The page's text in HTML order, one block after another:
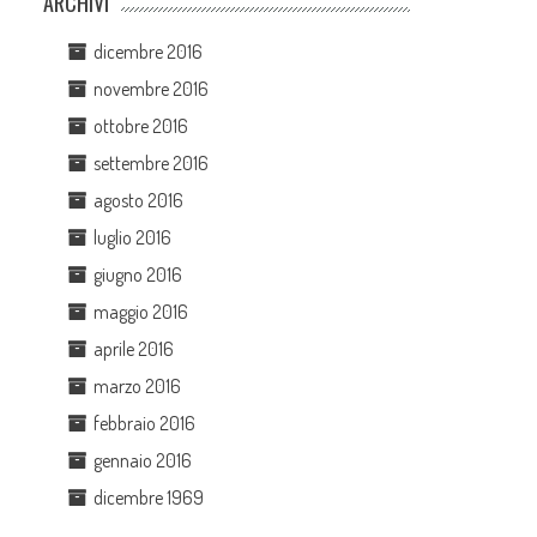
dicembre 2016
novembre 2016
ottobre 2016
settembre 2016
agosto 2016
luglio 2016
giugno 2016
maggio 2016
aprile 2016
marzo 2016
febbraio 2016
gennaio 2016
dicembre 1969